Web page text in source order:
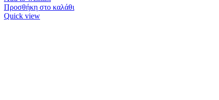
Προσθήκη στο καλάθι
Quick view